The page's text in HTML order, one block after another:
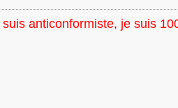
suis anticonformiste, je suis